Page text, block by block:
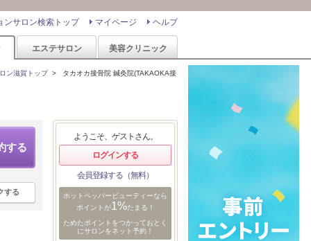
ヘルプ
マイページ
ンサロン検索トップ
エステサロン 美容クリニック
ン滋賀トップ> タカオカ接骨院 鍼灸院(TAKAOKA接
する
する
ようこそ、ゲストさん。
ログインする
会員登録する（無料）
ホットペッパービューティーなら
ポイントが1%たまる！
ためたポイントをつかっておとく
にサロンをネット予約！